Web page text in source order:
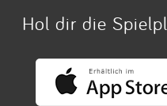
Hol dir die